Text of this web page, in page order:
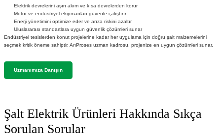
Elektrik devrelerini aşırı akım ve kısa devrelerden korur
Motor ve endüstriyel ekipmanları güvenle çalıştırır
Enerji yönetimini optimize eder ve arıza riskini azaltır
Uluslararası standartlara uygun güvenlik çözümleri sunar
Endüstriyel tesislerden konut projelerine kadar her uygulama için doğru şalt malzemelerini
seçmek kritik öneme sahiptir. ArıProses uzman kadrosu, projenize en uygun çözümleri sunar.
Uzmanımıza Danışın
Şalt Elektrik Ürünleri Hakkında Sıkça
Sorulan Sorular